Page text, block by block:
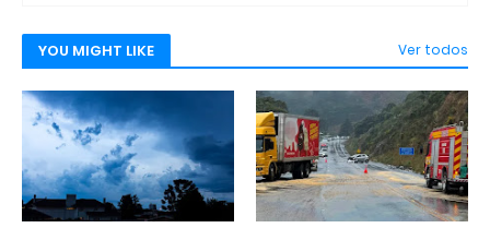
YOU MIGHT LIKE Ver todos